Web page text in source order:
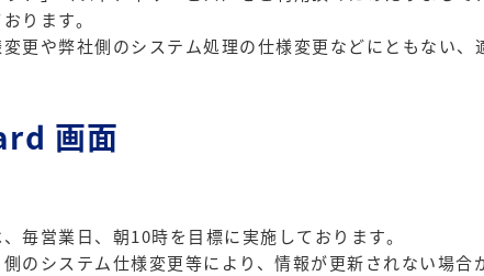
ります。
更や弊社側のシステム処理の仕様変更などにともない、
画面
毎営業日、朝10時を目標に実施しております。
のシステム仕様変更等により、情報が更新されない場合